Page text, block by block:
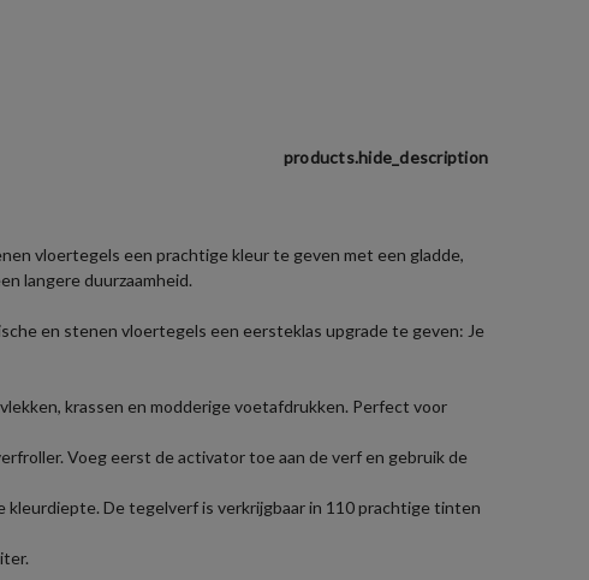
products.hide_description
vloertegels een prachtige kleur te geven met een gladde,
langere duurzaamheid.
en stenen vloertegels een eersteklas upgrade te geven: Je
krassen en modderige voetafdrukken. Perfect voor
Voeg eerst de activator toe aan de verf en gebruik de
De tegelverf is verkrijgbaar in 110 prachtige tinten